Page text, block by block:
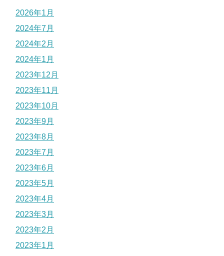
2026年1月
2024年7月
2024年2月
2024年1月
2023年12月
2023年11月
2023年10月
2023年9月
2023年8月
2023年7月
2023年6月
2023年5月
2023年4月
2023年3月
2023年2月
2023年1月